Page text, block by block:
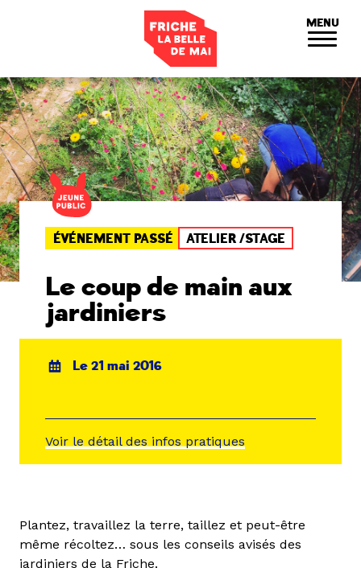
MENU
ÉVÉNEMENT PASSÉ ATELIER /STAGE
Le coup de main aux
jardiniers
Le 21 mai 2016
Voir le détail des infos pratiques
Plantez, travaillez la terre, taillez et peut-être
même récoltez… sous les conseils avisés des
jardiniers de la Friche.
Panneau de gestion des cookies